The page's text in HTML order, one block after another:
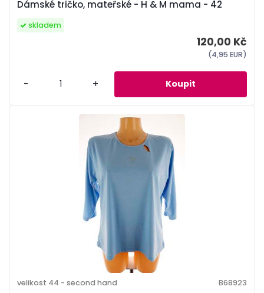
Dámské tričko, mateřské - H & M mama - 42
120,00 Kč
(4,95 EUR)
skladem
- +
velikost 44 - second hand B68923